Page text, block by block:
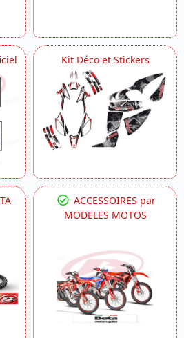
Kit Déco et Stickers
ACCESSOIRES par
MODELES MOTOS